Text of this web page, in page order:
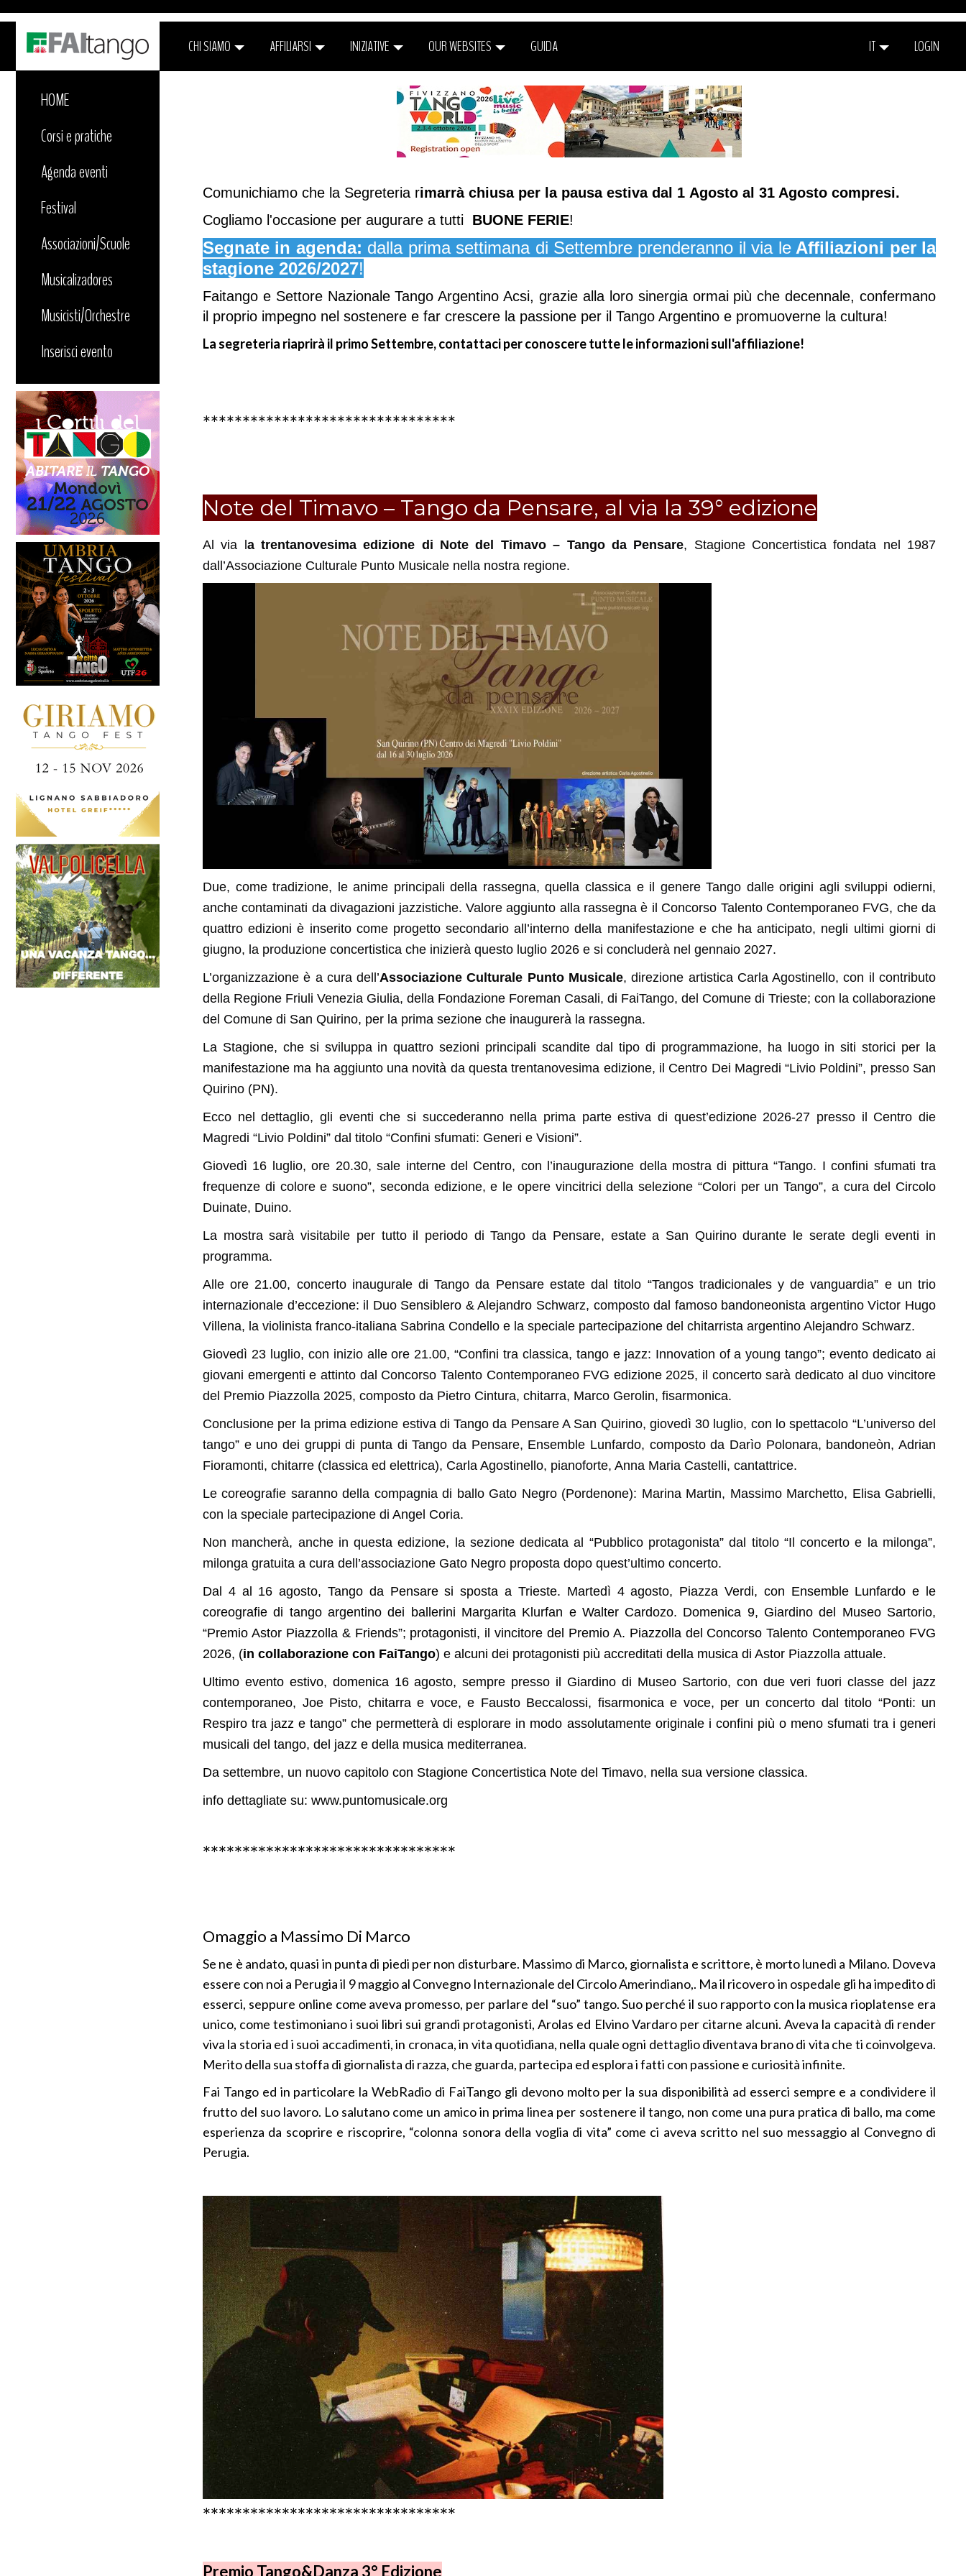
CHI SIAMO AFFILIARSI INIZIATIVE OUR WEBSITES GUIDA IT LOGIN
HOME
Corsi e pratiche
Agenda eventi
Festival
Associazioni/Scuole
Musicalizadores
Musicisti/Orchestre
Inserisci evento
Comunichiamo che la Segreteria rimarrà chiusa per la pausa estiva dal 1 Agosto al 31 Agosto compresi.
Cogliamo l'occasione per augurare a tutti BUONE FERIE!
Segnate in agenda: dalla prima settimana di Settembre prenderanno il via leAffiliazioni per la
stagione 2026/2027!
Faitango e Settore Nazionale Tango Argentino Acsi, grazie alla loro sinergia ormai più che decennale, confermano
il proprio impegno nel sostenere e far crescere la passione per il Tango Argentino e promuoverne la cultura!
La segreteria riaprirà il primo Settembre, contattaci per conoscere tutte le informazioni sull'affiliazione!
********************************
Note del Timavo – Tango da Pensare, al via la 39° edizione
Al via l a trentanovesima edizione di Note del Timavo – Tango da Pensare, Stagione Concertistica fondata nel 1987
dall’Associazione Culturale Punto Musicale nella nostra regione.
Due, come tradizione, le anime principali della rassegna, quella classica e il genere Tango dalle origini agli sviluppi odierni,
anche contaminati da divagazioni jazzistiche. Valore aggiunto alla rassegna è il Concorso Talento Contemporaneo FVG, che da
quattro edizioni è inserito come progetto secondario all’interno della manifestazione e che ha anticipato, negli ultimi giorni di
giugno, la produzione concertistica che inizierà questo luglio 2026 e si concluderà nel gennaio 2027.
L’organizzazione è a cura dell’Associazione Culturale Punto Musicale, direzione artistica Carla Agostinello, con il contributo
della Regione Friuli Venezia Giulia, della Fondazione Foreman Casali, di FaiTango, del Comune di Trieste; con la collaborazione
del Comune di San Quirino, per la prima sezione che inaugurerà la rassegna.
La Stagione, che si sviluppa in quattro sezioni principali scandite dal tipo di programmazione, ha luogo in siti storici per la
manifestazione ma ha aggiunto una novità da questa trentanovesima edizione, il Centro Dei Magredi “Livio Poldini”, presso San
Quirino (PN).
Ecco nel dettaglio, gli eventi che si succederanno nella prima parte estiva di quest’edizione 2026-27 presso il Centro die
Magredi “Livio Poldini” dal titolo “Confini sfumati: Generi e Visioni”.
Giovedì 16 luglio, ore 20.30, sale interne del Centro, con l’inaugurazione della mostra di pittura “Tango. I confini sfumati tra
frequenze di colore e suono”, seconda edizione, e le opere vincitrici della selezione “Colori per un Tango”, a cura del Circolo
Duinate, Duino.
La mostra sarà visitabile per tutto il periodo di Tango da Pensare, estate a San Quirino durante le serate degli eventi in
programma.
Alle ore 21.00, concerto inaugurale di Tango da Pensare estate dal titolo “Tangos tradicionales y de vanguardia” e un trio
internazionale d’eccezione: il Duo Sensiblero & Alejandro Schwarz, composto dal famoso bandoneonista argentino Victor Hugo
Villena, la violinista franco-italiana Sabrina Condello e la speciale partecipazione del chitarrista argentino Alejandro Schwarz.
Giovedì 23 luglio, con inizio alle ore 21.00, “Confini tra classica, tango e jazz: Innovation of a young tango”; evento dedicato ai
giovani emergenti e attinto dal Concorso Talento Contemporaneo FVG edizione 2025, il concerto sarà dedicato al duo vincitore
del Premio Piazzolla 2025, composto da Pietro Cintura, chitarra, Marco Gerolin, fisarmonica.
Conclusione per la prima edizione estiva di Tango da Pensare A San Quirino, giovedì 30 luglio, con lo spettacolo “L’universo del
tango” e uno dei gruppi di punta di Tango da Pensare, Ensemble Lunfardo, composto da Darìo Polonara, bandoneòn, Adrian
Fioramonti, chitarre (classica ed elettrica), Carla Agostinello, pianoforte, Anna Maria Castelli, cantattrice.
Le coreografie saranno della compagnia di ballo Gato Negro (Pordenone): Marina Martin, Massimo Marchetto, Elisa Gabrielli,
con la speciale partecipazione di Angel Coria.
Non mancherà, anche in questa edizione, la sezione dedicata al “Pubblico protagonista” dal titolo “Il concerto e la milonga”,
milonga gratuita a cura dell’associazione Gato Negro proposta dopo quest’ultimo concerto.
Dal 4 al 16 agosto, Tango da Pensare si sposta a Trieste. Martedì 4 agosto, Piazza Verdi, con Ensemble Lunfardo e le
coreografie di tango argentino dei ballerini Margarita Klurfan e Walter Cardozo. Domenica 9, Giardino del Museo Sartorio,
“Premio Astor Piazzolla & Friends”; protagonisti, il vincitore del Premio A. Piazzolla del Concorso Talento Contemporaneo FVG
2026, (in collaborazione con FaiTango) e alcuni dei protagonisti più accreditati della musica di Astor Piazzolla attuale.
Ultimo evento estivo, domenica 16 agosto, sempre presso il Giardino di Museo Sartorio, con due veri fuori classe del jazz
contemporaneo, Joe Pisto, chitarra e voce, e Fausto Beccalossi, fisarmonica e voce, per un concerto dal titolo “Ponti: un
Respiro tra jazz e tango” che permetterà di esplorare in modo assolutamente originale i confini più o meno sfumati tra i generi
musicali del tango, del jazz e della musica mediterranea.
Da settembre, un nuovo capitolo con Stagione Concertistica Note del Timavo, nella sua versione classica.
info dettagliate su: www.puntomusicale.org
********************************
Omaggio a Massimo Di Marco
Se ne è andato, quasi in punta di piedi per non disturbare. Massimo di Marco, giornalista e scrittore, è morto lunedì a Milano. Doveva
essere con noi a Perugia il 9 maggio al Convegno Internazionale del Circolo Amerindiano,. Ma il ricovero in ospedale gli ha impedito di
esserci, seppure online come aveva promesso, per parlare del “suo” tango. Suo perché il suo rapporto con la musica rioplatense era
unico, come testimoniano i suoi libri sui grandi protagonisti, Arolas ed Elvino Vardaro per citarne alcuni. Aveva la capacità di render
viva la storia ed i suoi accadimenti, in cronaca, in vita quotidiana, nella quale ogni dettaglio diventava brano di vita che ti coinvolgeva.
Merito della sua stoffa di giornalista di razza, che guarda, partecipa ed esplora i fatti con passione e curiosità infinite.
Fai Tango ed in particolare la WebRadio di FaiTango gli devono molto per la sua disponibilità ad esserci sempre e a condividere il
frutto del suo lavoro. Lo salutano come un amico in prima linea per sostenere il tango, non come una pura pratica di ballo, ma come
esperienza da scoprire e riscoprire, “colonna sonora della voglia di vita” come ci aveva scritto nel suo messaggio al Convegno di
Perugia.
********************************
Premio Tango&Danza 3° Edizione